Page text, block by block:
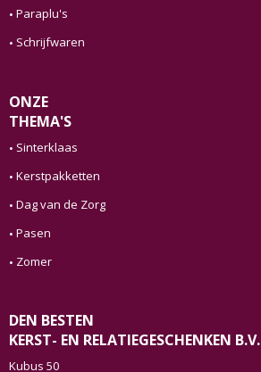
Paraplu's
Schrijfwaren
ONZE
THEMA'S
Sinterklaas
Kerstpakketten
Dag van de Zorg
Pasen
Zomer
DEN BESTEN
KERST- EN RELATIEGESCHENKEN B.V.
Kubus 50